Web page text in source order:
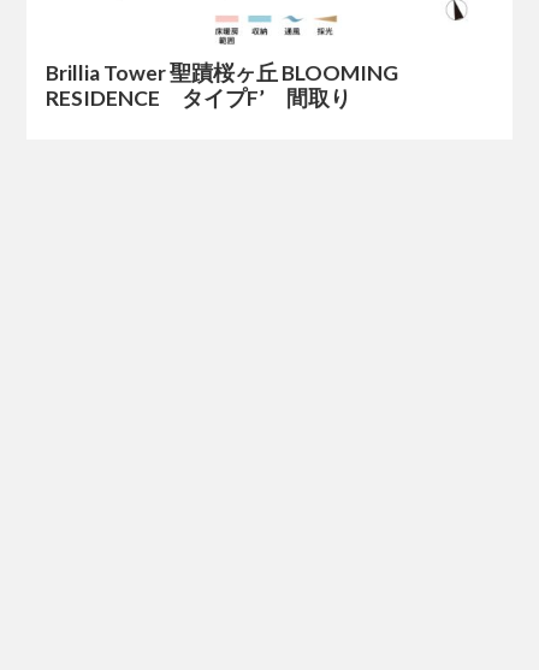
Brillia Tower 聖蹟桜ヶ丘 BLOOMING
RESIDENCE タイプF’ 間取り